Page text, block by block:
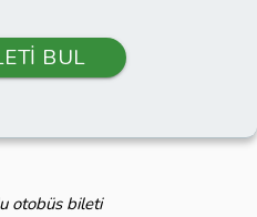
BUL
otobüs bileti